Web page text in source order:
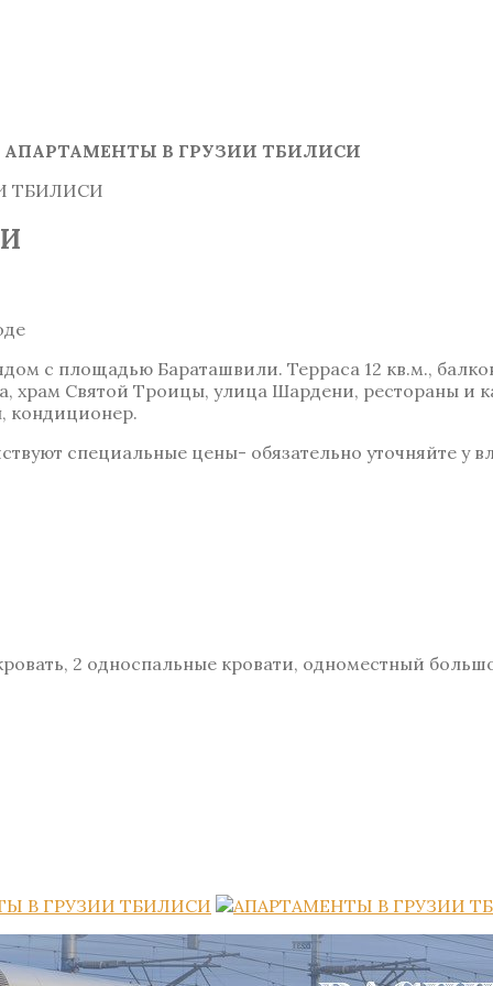
АПАРТАМЕНТЫ В ГРУЗИИ ТБИЛИСИ
ТБИЛИСИ
с площадью Бараташвили. Терраса 12 кв.м.,
храм Святой Троицы, улица Шардени, рестораны и
кондиционер.
специальные цены- обязательно уточняйте у
2 односпальные кровати, одноместный